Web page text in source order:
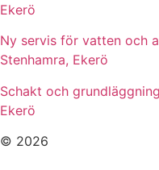
Ekerö
Ny servis för vatten och
Stenhamra, Ekerö
Schakt och
Ekerö
© 2026